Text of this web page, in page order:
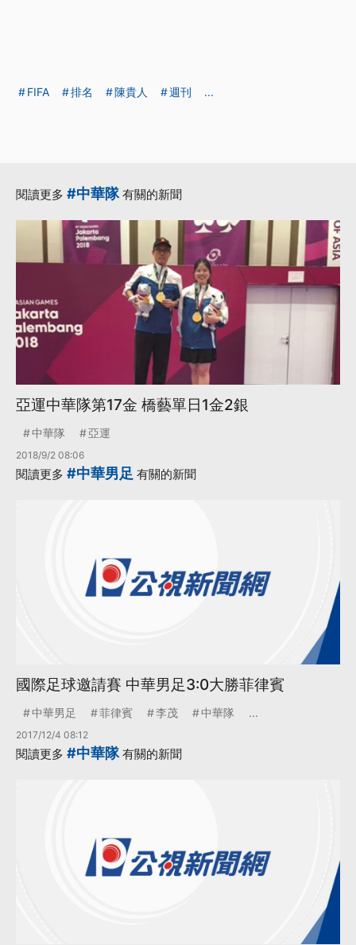
FIFA 排名 陳貴人 週刊 ...
閱讀更多 #中華隊有關的新聞
亞運中華隊第17金 橋藝單日1金2銀
中華隊 亞運
2018/9/2 08:06
閱讀更多 #中華男足 有關的新聞
國際足球邀請賽 中華男足3:0大勝菲律賓
中華男足 菲律賓 李茂 中華隊 ...
2017/12/4 08:12
閱讀更多 #中華隊有關的新聞